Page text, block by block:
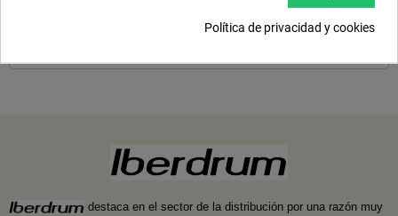
Crash a cutting model. Precision formed, hammered and lathed for
pure, tonally tight sounds, B8X is the bright, cutting sound of pure
destaca en el sector de la distribución por una razón muy
Política de privacidad y cookies